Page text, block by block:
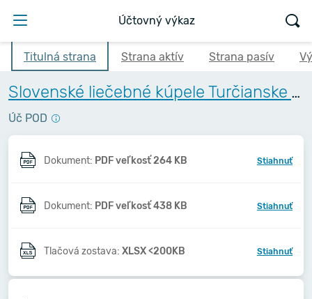
Účtovný výkaz
Titulná strana Strana aktív Strana pasív
Slovenské liečebné kúpele Turčianske Teplice,a.s.
Úč POD
Dokument: PDF veľkosť 264 KB Stiahnuť
Dokument: PDF veľkosť 438 KB Stiahnuť
Tlačová zostava: XLSX <200KB Stiahnuť